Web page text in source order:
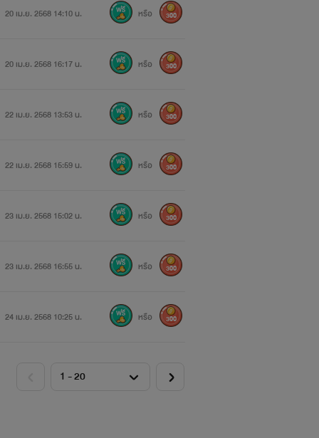
20 เม.ย. 2568 14:10 น. หรือ 300
20 เม.ย. 2568 16:17 น. หรือ 300
22 เม.ย. 2568 13:53 น. หรือ 300
22 เม.ย. 2568 15:59 น. หรือ 300
23 เม.ย. 2568 15:02 น. หรือ 300
23 เม.ย. 2568 16:55 น. หรือ 300
24 เม.ย. 2568 10:25 น. หรือ 300